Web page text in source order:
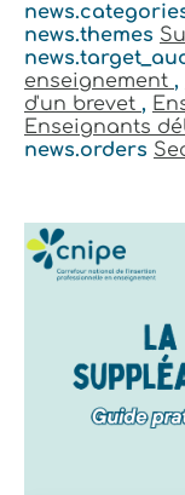
news.themes
enseignement ,
d'un brevet ,
Enseignants
news.orders